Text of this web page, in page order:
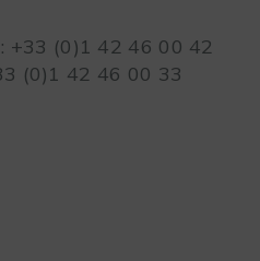
+33 (0)1 42 46 00 42
(0)1 42 46 00 33